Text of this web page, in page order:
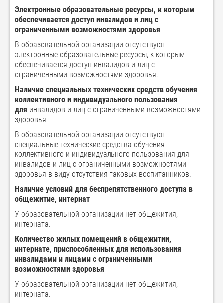
Электронные образовательные ресурсы, к которым
обеспечивается доступ инвалидов и лиц с
ограниченными возможностями здоровья
В образовательной организации отсутствуют
электронные образовательные ресурсы, к которым
обеспечивается доступ инвалидов и лиц с
ограниченными возможностями здоровья.
Наличие специальных технических средств обучения
коллективного и индивидуального пользования
для инвалидов и лиц с ограниченными возможностями
здоровья
В образовательной организации отсутствуют
специальные технические средства обучения
коллективного и индивидуального пользования для
инвалидов и лиц с ограниченными возможностями
здоровья в виду отсутствия таковых воспитанников.
Наличие условий для беспрепятственного доступа в
общежитие, интернат
У образовательной организации нет общежития,
интерната.
Количество жилых помещений в общежитии,
интернате, приспособленных для использования
инвалидами и лицами с ограниченными
возможностями здоровья
У образовательной организации нет общежития,
интерната.